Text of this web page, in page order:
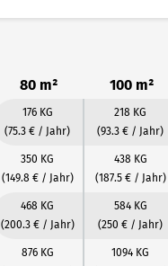
80 m² 100 m²
176 KG
(75.3 € / Jahr)
218 KG
(93.3 € / Jahr)
350 KG
(149.8 € / Jahr)
438 KG
(187.5 € / Jahr)
468 KG
(200.3 € / Jahr)
584 KG
(250 € / Jahr)
876 KG
1094 KG